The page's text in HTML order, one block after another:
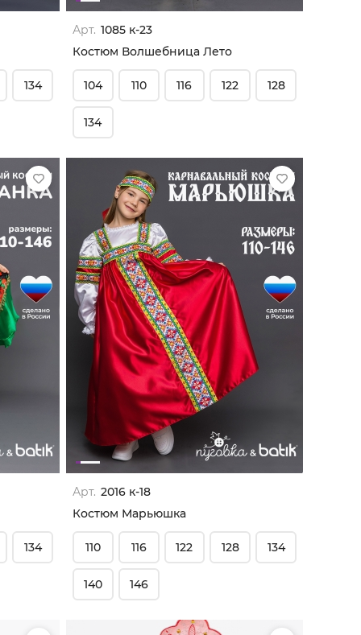
134
Арт. 1085 к-23
Костюм Волшебница Лето
104 110 116 122 128
134
134
Арт. 2016 к-18
Костюм Марьюшка
110 116 122 128 134
140 146